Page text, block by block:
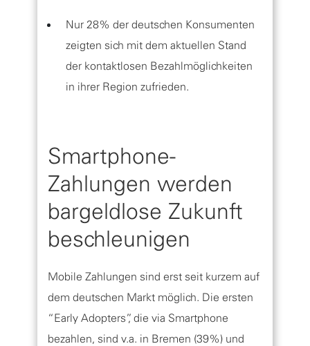
Nur 28% der deutschen Konsumenten
zeigten sich mit dem aktuellen Stand
der kontaktlosen Bezahlmöglichkeiten
in ihrer Region zufrieden.
Smartphone-
Zahlungen werden
bargeldlose Zukunft
beschleunigen
Mobile Zahlungen sind erst seit kurzem auf
dem deutschen Markt möglich. Die ersten
“Early Adopters”, die via Smartphone
bezahlen, sind v.a. in Bremen (39%) und